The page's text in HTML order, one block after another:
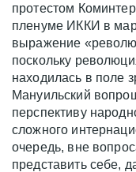
протестом
пленуме ИККИ в
выражение
поскольку
находилась в поле
Мануильский
перспективу
сложного
очередь, вне
представить себе,